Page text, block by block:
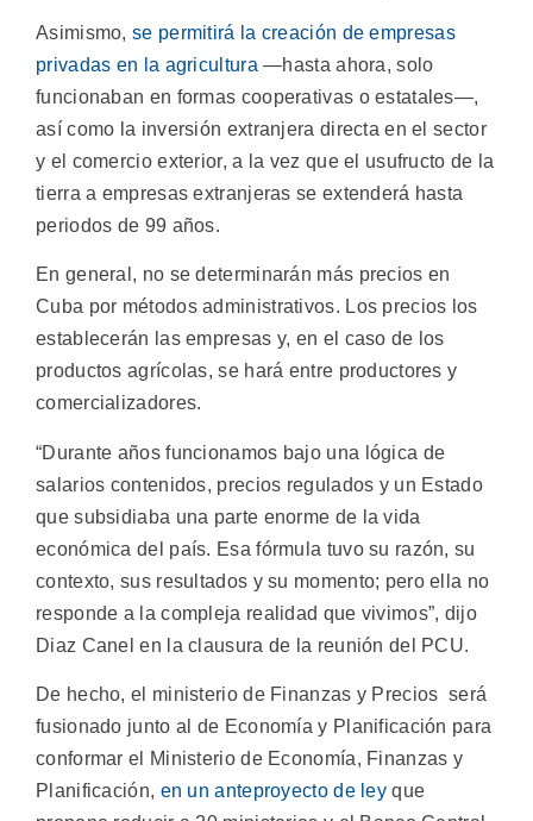
Asimismo,se permitirá la creación de empresas
privadas en la agricultura —hasta ahora, solo
funcionaban en formas cooperativas o estatales—,
así como la inversión extranjera directa en el sector
y el comercio exterior, a la vez que el usufructo de la
tierra a empresas extranjeras se extenderá hasta
periodos de 99 años.
En general, no se determinarán más precios en
Cuba por métodos administrativos. Los precios los
establecerán las empresas y, en el caso de los
productos agrícolas, se hará entre productores y
comercializadores.
“Durante años funcionamos bajo una lógica de
salarios contenidos, precios regulados y un Estado
que subsidiaba una parte enorme de la vida
económica del país. Esa fórmula tuvo su razón, su
contexto, sus resultados y su momento; pero ella no
responde a la compleja realidad que vivimos”, dijo
Diaz Canel en la clausura de la reunión del PCU.
De hecho, el ministerio de Finanzas y Precios será
fusionado junto al de Economía y Planificación para
conformar el Ministerio de Economía, Finanzas y
Planificación, en un anteproyecto de ley que